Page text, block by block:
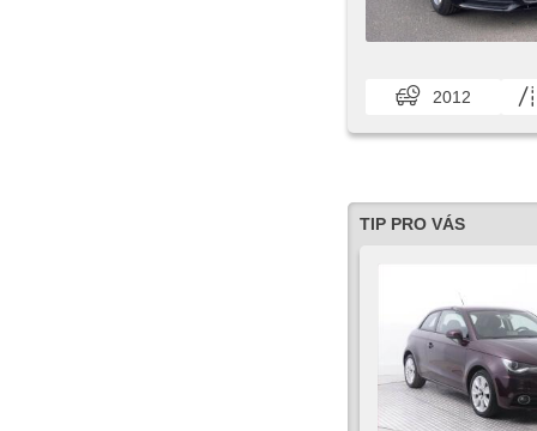
2012
TIP PRO VÁS